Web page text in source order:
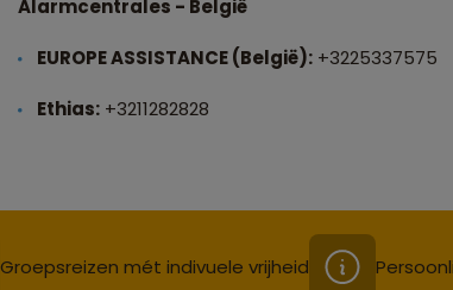
Alarmcentrales - België
EUROPE ASSISTANCE (België): +3225337575
Ethias: +3211282828
Groepsreizen mét indivuele vrijheid